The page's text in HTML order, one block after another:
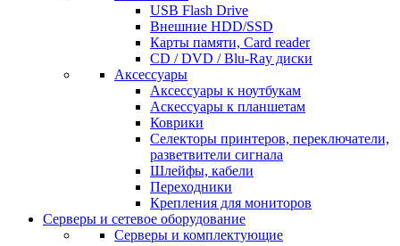
USB Flash Drive
Внешние HDD/SSD
Карты памяти, Card reader
CD / DVD / Blu-Ray диски
Аксессуары
Аксессуары к ноутбукам
Аскессуары к планшетам
Коврики
Селекторы принтеров, переключатели,
разветвители сигнала
Шлейфы, кабели
Переходники
Крепления для мониторов
Серверы и сетевое оборудование
Серверы и комплектующие